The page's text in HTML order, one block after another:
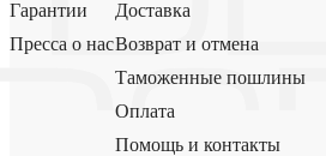
Гарантии
Пресса о нас
Доставка
Возврат и отмена
Таможенные пошлины
Оплата
Помощь и контакты